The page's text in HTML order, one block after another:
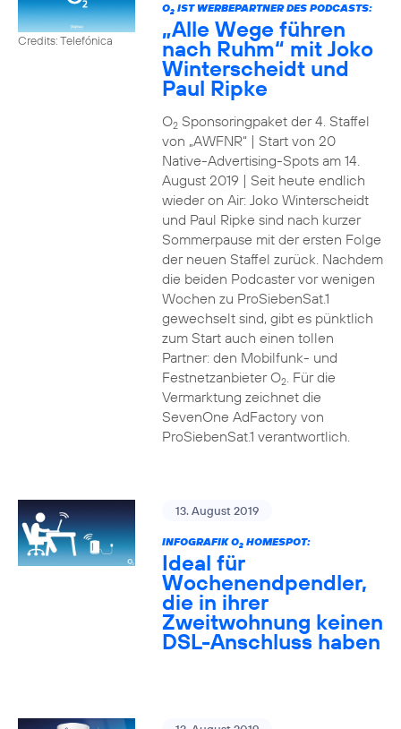
Credits: Telefónica
O2IST WERBEPARTNER DES PODCASTS:
„Alle Wege führen
nach Ruhm“ mit Joko
Winterscheidt und
Paul Ripke
O2Sponsoringpaket der 4. Staffel
von „AWFNR“ | Start von 20
Native-Advertising-Spots am 14.
August 2019 | Seit heute endlich
wieder on Air: Joko Winterscheidt
und Paul Ripke sind nach kurzer
Sommerpause mit der ersten Folge
der neuen Staffel zurück. Nachdem
die beiden Podcaster vor wenigen
Wochen zu ProSiebenSat.1
gewechselt sind, gibt es pünktlich
zum Start auch einen tollen
Partner: den Mobilfunk- und
Festnetzanbieter O2. Für die
Vermarktung zeichnet die
SevenOne AdFactory von
ProSiebenSat.1 verantwortlich.
13. August 2019
INFOGRAFIK O2HOMESPOT:
Ideal für
Wochenendpendler,
die in ihrer
Zweitwohnung keinen
DSL-Anschluss haben